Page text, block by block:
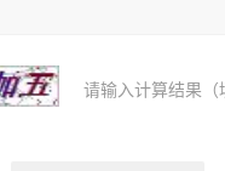
请输入计算结果（